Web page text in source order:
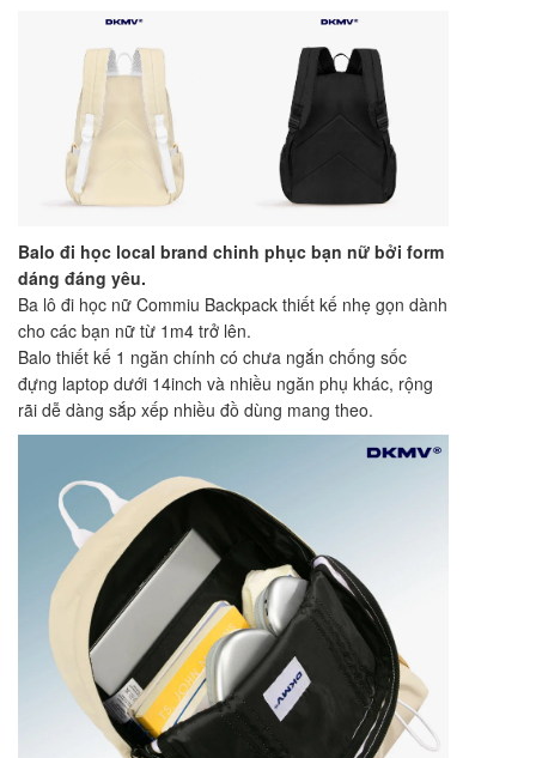
Balo đi học local brand chinh phục bạn nữ bởi form
dáng đáng yêu.
Ba lô đi học nữ Commiu Backpack thiết kế nhẹ gọn dành
cho các bạn nữ từ 1m4 trở lên.
Balo thiết kế 1 ngăn chính có chưa ngắn chống sốc
đựng laptop dưới 14inch và nhiều ngăn phụ khác, rộng
rãi dễ dàng sắp xếp nhiều đồ dùng mang theo.